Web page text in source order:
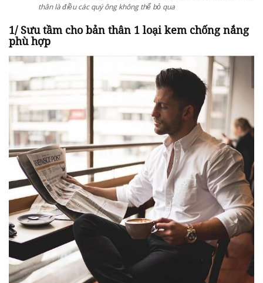
thân là điều các quý ông không thể bỏ qua
1/ Sưu tầm cho bản thân 1 loại kem chống nắng
phù hợp